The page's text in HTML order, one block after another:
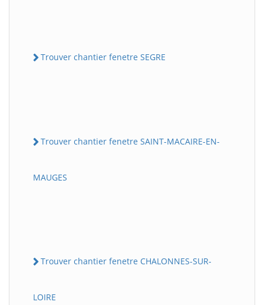
Trouver chantier fenetre SEGRE
Trouver chantier fenetre SAINT-MACAIRE-EN-
MAUGES
Trouver chantier fenetre CHALONNES-SUR-
LOIRE